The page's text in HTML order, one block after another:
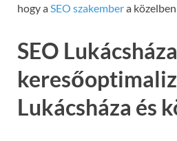
hogy aSEO szakembera
SEO
Lukácsháza és